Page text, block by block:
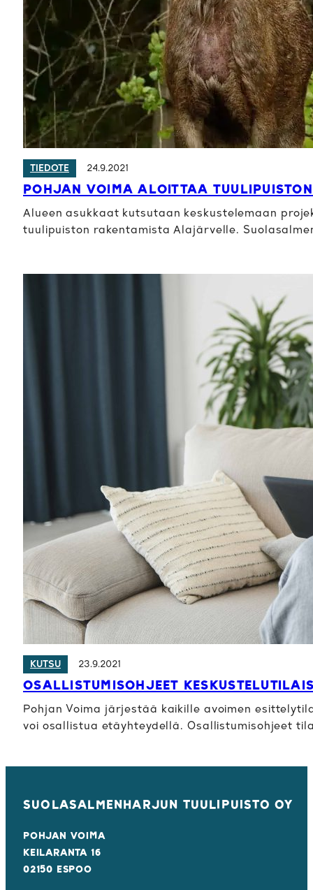
TIEDOTE 24.9.2021
POHJAN VOIMA ALOITTAA
Alueen asukkaat kutsutaan keskustelemaan
tuulipuiston rakentamista Alajärvelle.
KUTSU 23.9.2021
OSALLISTUMISOHJEET
Pohjan Voima järjestää kaikille avoimen
voi osallistua etäyhteydellä. Osallistumisohjeet
SUOLASALMENHARJUN TUULIPUISTO OY
POHJAN VOIMA
KEILARANTA 16
02150 ESPOO